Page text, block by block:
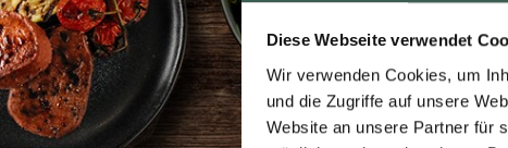
Diese Webseite verwendet
Wir verwenden Cookies, um
und die Zugriffe auf unsere
Website an unsere Partner für